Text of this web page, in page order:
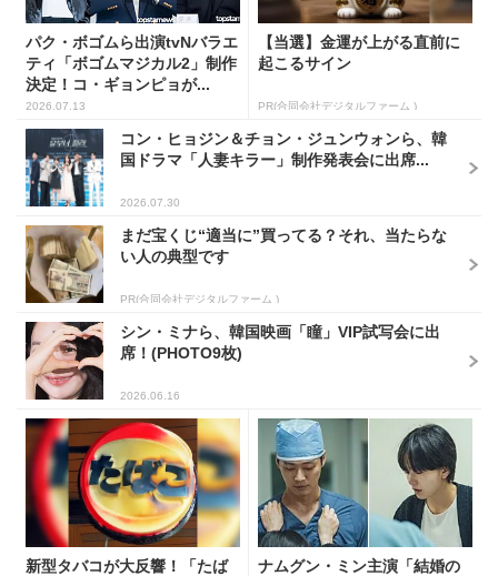
パク・ボゴムら出演tvNバラエ
ティ「ボゴムマジカル2」制作
決定！コ・ギョンピョが...
2026.07.13
【当選】金運が上がる直前に
起こるサイン
PR(合同会社デジタルファーム )
コン・ヒョジン＆チョン・ジュンウォンら、韓
国ドラマ「人妻キラー」制作発表会に出席...
2026.07.30
まだ宝くじ“適当に”買ってる？それ、当たらな
い人の典型です
PR(合同会社デジタルファーム )
シン・ミナら、韓国映画「瞳」VIP試写会に出
席！(PHOTO9枚)
2026.06.16
新型タバコが大反響！「たば
ナムグン・ミン主演「結婚の